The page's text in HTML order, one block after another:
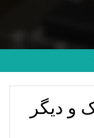
و دیگر